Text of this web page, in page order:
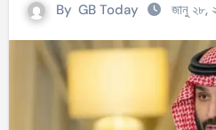
By GB Today জানু ২৮,